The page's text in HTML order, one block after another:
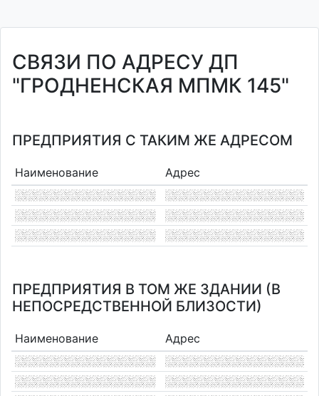
СВЯЗИ ПО АДРЕСУ ДП
"ГРОДНЕНСКАЯ МПМК 145"
ПРЕДПРИЯТИЯ С ТАКИМ ЖЕ АДРЕСОМ
Наименование Адрес
ПРЕДПРИЯТИЯ В ТОМ ЖЕ ЗДАНИИ (В
НЕПОСРЕДСТВЕННОЙ БЛИЗОСТИ)
Наименование Адрес